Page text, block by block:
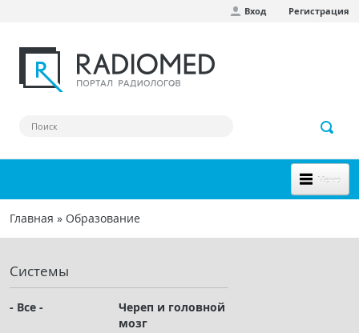
Вход Регистрация
Меню
НОВОЕ НА САЙТЕ
СООБЩЕСТВО
Клинические наблюдения
Вы здесь
Главная » Образование
Системы
- Все -
Череп и головной
мозг